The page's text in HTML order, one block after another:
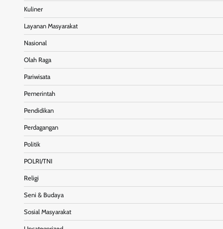
Kuliner
Layanan Masyarakat
Nasional
Olah Raga
Pariwisata
Pemerintah
Pendidikan
Perdagangan
Politik
POLRI/TNI
Religi
Seni & Budaya
Sosial Masyarakat